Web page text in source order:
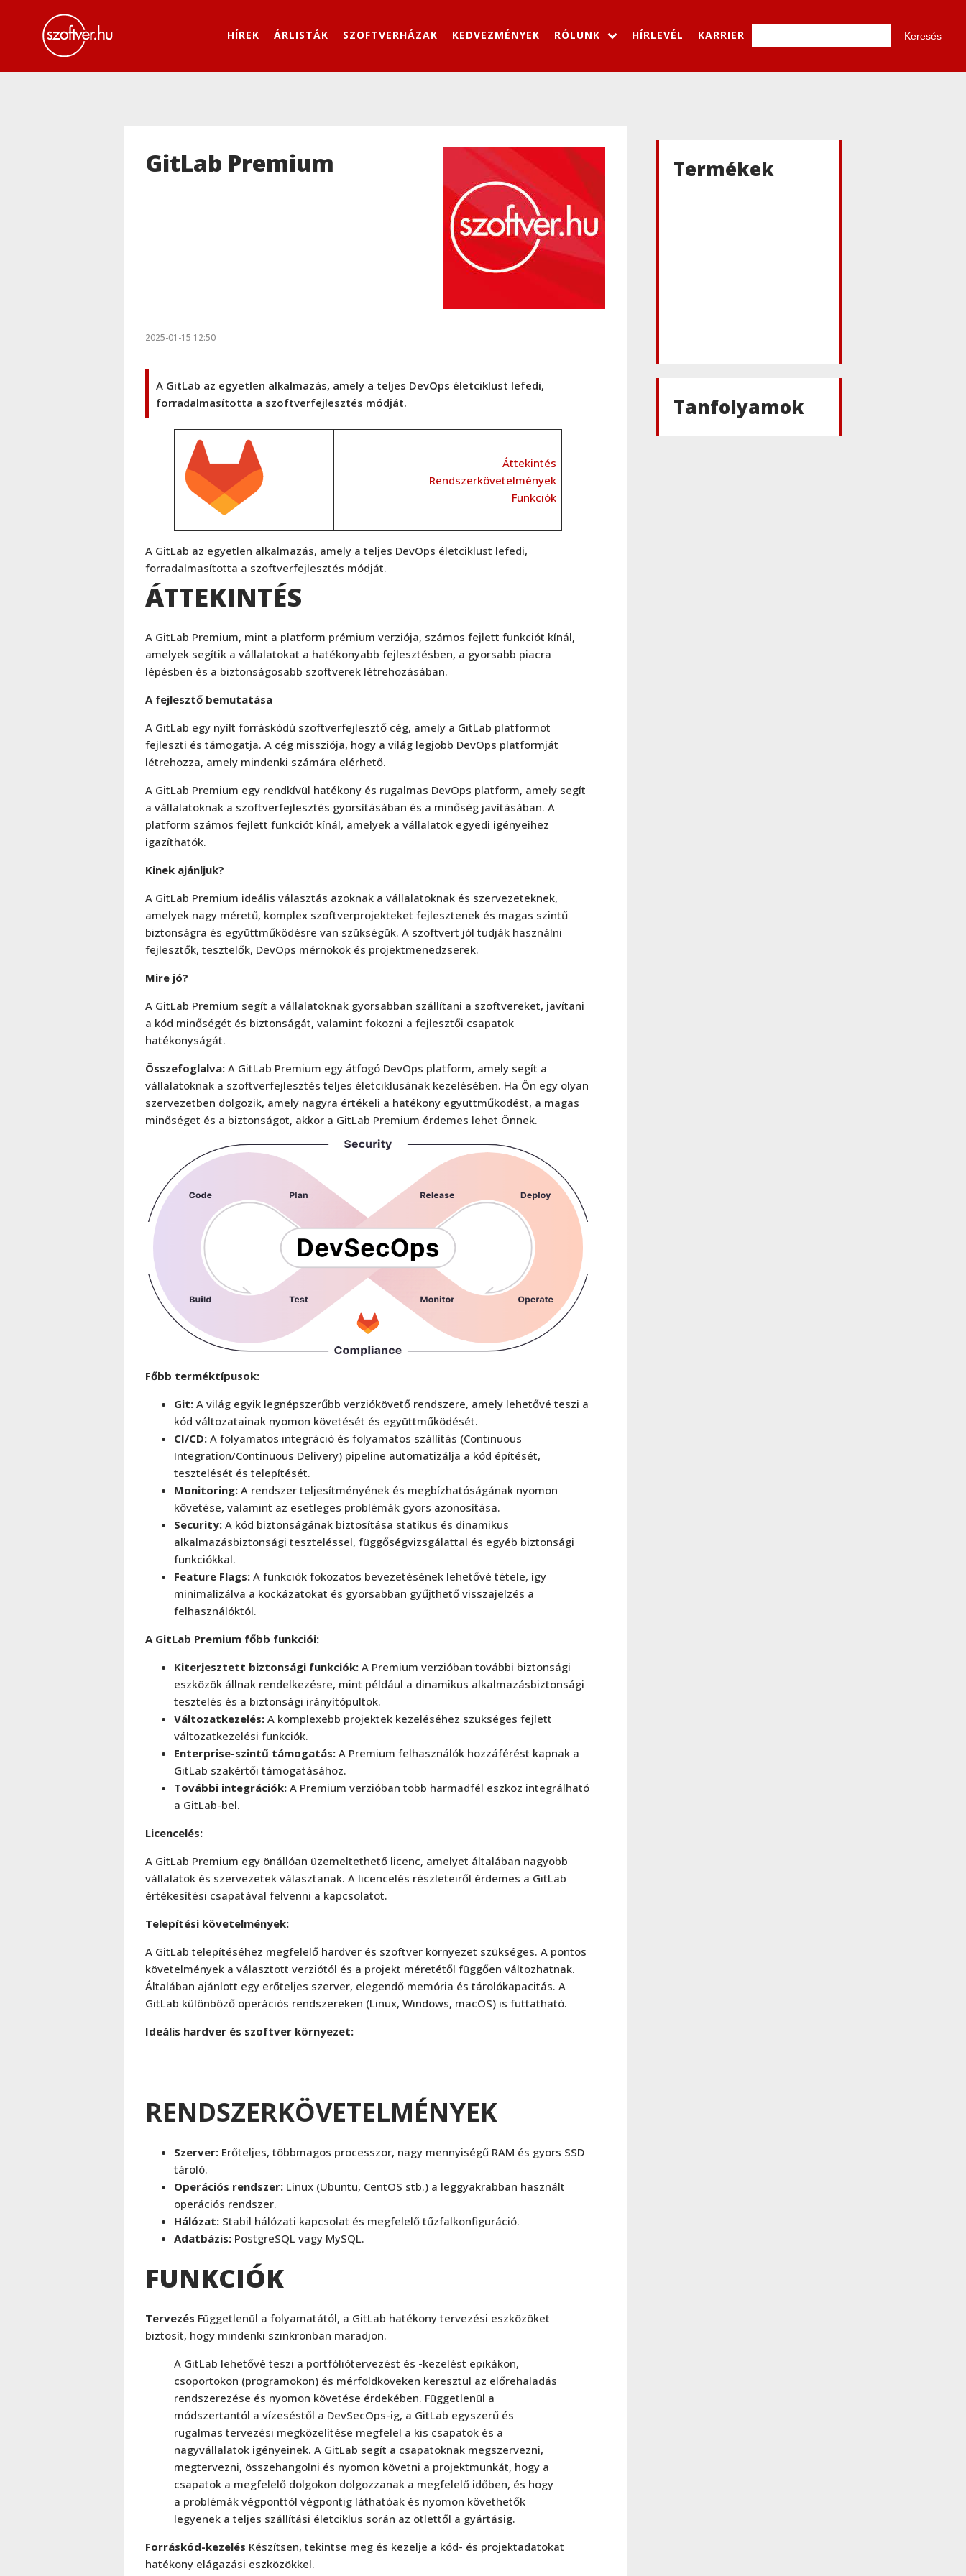
HÍREK ÁRLISTÁK SZOFTVERHÁZAK KEDVEZMÉNYEK RÓLUNK HÍRLEVÉL KARRIER
GitLab Premium
2025-01-15 12:50
A GitLab az egyetlen alkalmazás, amely a teljes DevOps életciklust lefedi,
forradalmasította a szoftverfejlesztés módját.
Áttekintés
Rendszerkövetelmények
Funkciók
A GitLab az egyetlen alkalmazás, amely a teljes DevOps életciklust lefedi,
forradalmasította a szoftverfejlesztés módját.
ÁTTEKINTÉS
A GitLab Premium, mint a platform prémium verziója, számos fejlett funkciót kínál,
amelyek segítik a vállalatokat a hatékonyabb fejlesztésben, a gyorsabb piacra
lépésben és a biztonságosabb szoftverek létrehozásában.
A fejlesztő bemutatása
A GitLab egy nyílt forráskódú szoftverfejlesztő cég, amely a GitLab platformot
fejleszti és támogatja. A cég missziója, hogy a világ legjobb DevOps platformját
létrehozza, amely mindenki számára elérhető.
A GitLab Premium egy rendkívül hatékony és rugalmas DevOps platform, amely segít
a vállalatoknak a szoftverfejlesztés gyorsításában és a minőség javításában. A
platform számos fejlett funkciót kínál, amelyek a vállalatok egyedi igényeihez
igazíthatók.
Kinek ajánljuk?
A GitLab Premium ideális választás azoknak a vállalatoknak és szervezeteknek,
amelyek nagy méretű, komplex szoftverprojekteket fejlesztenek és magas szintű
biztonságra és együttműködésre van szükségük. A szoftvert jól tudják használni
fejlesztők, tesztelők, DevOps mérnökök és projektmenedzserek.
Mire jó?
A GitLab Premium segít a vállalatoknak gyorsabban szállítani a szoftvereket, javítani
a kód minőségét és biztonságát, valamint fokozni a fejlesztői csapatok
hatékonyságát.
Összefoglalva: A GitLab Premium egy átfogó DevOps platform, amely segít a
vállalatoknak a szoftverfejlesztés teljes életciklusának kezelésében. Ha Ön egy olyan
szervezetben dolgozik, amely nagyra értékeli a hatékony együttműködést, a magas
minőséget és a biztonságot, akkor a GitLab Premium érdemes lehet Önnek.
Főbb terméktípusok:
Git: A világ egyik legnépszerűbb verziókövető rendszere, amely lehetővé teszi a
kód változatainak nyomon követését és együttműködését.
CI/CD: A folyamatos integráció és folyamatos szállítás (Continuous
Integration/Continuous Delivery) pipeline automatizálja a kód építését,
tesztelését és telepítését.
Monitoring: A rendszer teljesítményének és megbízhatóságának nyomon
követése, valamint az esetleges problémák gyors azonosítása.
Security: A kód biztonságának biztosítása statikus és dinamikus
alkalmazásbiztonsági teszteléssel, függőségvizsgálattal és egyéb biztonsági
funkciókkal.
Feature Flags: A funkciók fokozatos bevezetésének lehetővé tétele, így
minimalizálva a kockázatokat és gyorsabban gyűjthető visszajelzés a
felhasználóktól.
A GitLab Premium főbb funkciói:
Kiterjesztett biztonsági funkciók: A Premium verzióban további biztonsági
eszközök állnak rendelkezésre, mint például a dinamikus alkalmazásbiztonsági
tesztelés és a biztonsági irányítópultok.
Változatkezelés: A komplexebb projektek kezeléséhez szükséges fejlett
változatkezelési funkciók.
Enterprise-szintű támogatás: A Premium felhasználók hozzáférést kapnak a
GitLab szakértői támogatásához.
További integrációk: A Premium verzióban több harmadfél eszköz integrálható
a GitLab-bel.
Licencelés:
A GitLab Premium egy önállóan üzemeltethető licenc, amelyet általában nagyobb
vállalatok és szervezetek választanak. A licencelés részleteiről érdemes a GitLab
értékesítési csapatával felvenni a kapcsolatot.
Telepítési követelmények:
A GitLab telepítéséhez megfelelő hardver és szoftver környezet szükséges. A pontos
követelmények a választott verziótól és a projekt méretétől függően változhatnak.
Általában ajánlott egy erőteljes szerver, elegendő memória és tárolókapacitás. A
GitLab különböző operációs rendszereken (Linux, Windows, macOS) is futtatható.
Ideális hardver és szoftver környezet:
RENDSZERKÖVETELMÉNYEK
Szerver: Erőteljes, többmagos processzor, nagy mennyiségű RAM és gyors SSD
tároló.
Operációs rendszer: Linux (Ubuntu, CentOS stb.) a leggyakrabban használt
operációs rendszer.
Hálózat: Stabil hálózati kapcsolat és megfelelő tűzfalkonfiguráció.
Adatbázis: PostgreSQL vagy MySQL.
FUNKCIÓK
Tervezés Függetlenül a folyamatától, a GitLab hatékony tervezési eszközöket
biztosít, hogy mindenki szinkronban maradjon.
A GitLab lehetővé teszi a portfóliótervezést és -kezelést epikákon,
csoportokon (programokon) és mérföldköveken keresztül az előrehaladás
rendszerezése és nyomon követése érdekében. Függetlenül a
módszertantól a vízeséstől a DevSecOps-ig, a GitLab egyszerű és
rugalmas tervezési megközelítése megfelel a kis csapatok és a
nagyvállalatok igényeinek. A GitLab segít a csapatoknak megszervezni,
megtervezni, összehangolni és nyomon követni a projektmunkát, hogy a
csapatok a megfelelő dolgokon dolgozzanak a megfelelő időben, és hogy
a problémák végponttól végpontig láthatóak és nyomon követhetők
legyenek a teljes szállítási életciklus során az ötlettől a gyártásig.
Forráskód-kezelés Készítsen, tekintse meg és kezelje a kód- és projektadatokat
hatékony elágazási eszközökkel.
Termékek
Tanfolyamok